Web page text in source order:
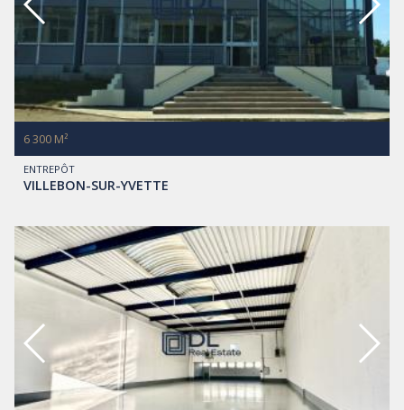
ENTREPÔT
VILLEBON-SUR-YVETTE
6 300 M²